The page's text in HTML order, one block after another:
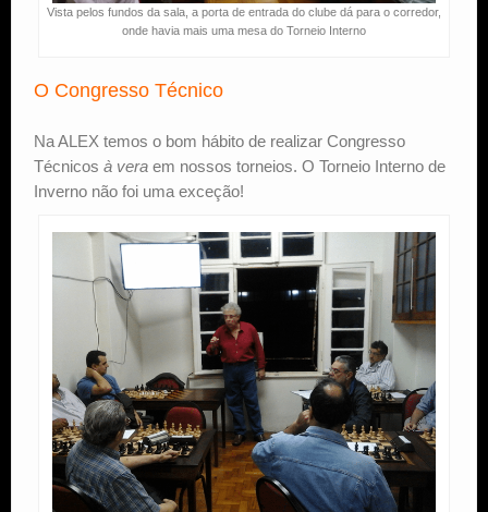
Vista pelos fundos da sala, a porta de entrada do clube dá para o corredor,
onde havia mais uma mesa do Torneio Interno
O Congresso Técnico
Na ALEX temos o bom hábito de realizar Congresso
Técnicos à vera em nossos torneios. O Torneio Interno de
Inverno não foi uma exceção!